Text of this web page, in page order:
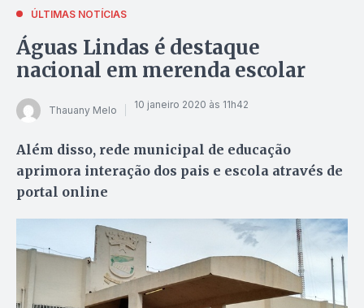
ÚLTIMAS NOTÍCIAS
Águas Lindas é destaque
nacional em merenda escolar
Thauany Melo 10 janeiro 2020 às 11h42
Além disso, rede municipal de educação
aprimora interação dos pais e escola através de
portal online